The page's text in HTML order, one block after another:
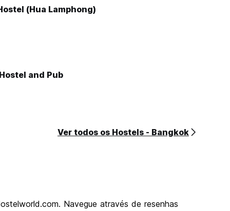
(Hua Lamphong)
and Pub
Ver todos os Hostels - Bangkok
Navegue através de resenhas